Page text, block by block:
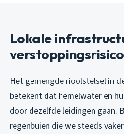
Lokale
verstoppingsrisico
Het gemengde rioolstelsel in
betekent dat hemelwater en
door dezelfde leidingen gaan.
regenbuien die we steeds